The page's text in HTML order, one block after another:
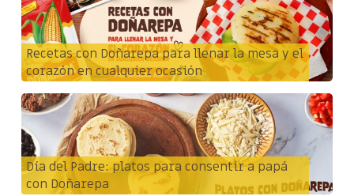
Recetas con Doñarepa para llenar la mesa y el
corazón en cualquier ocasión
Día del Padre: platos para consentir a papá
con Doñarepa